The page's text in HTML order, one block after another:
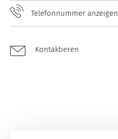
Telefonnummer anzeigen
Kontaktieren